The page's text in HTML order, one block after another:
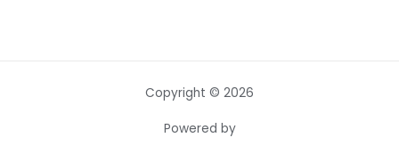
Copyright © 2026
Powered by